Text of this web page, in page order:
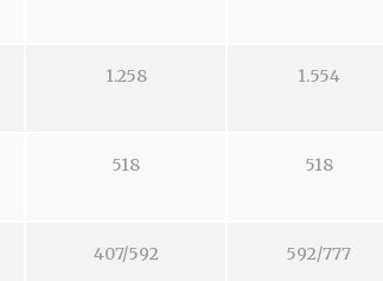
1.258 1.554
518 518
407/592 592/777